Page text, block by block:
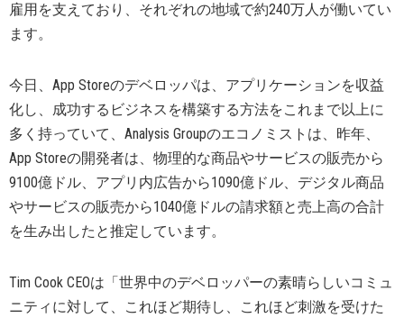
雇用を支えており、それぞれの地域で約240万人が働いてい
ます。
今日、App Storeのデベロッパは、アプリケーションを収益
化し、成功するビジネスを構築する方法をこれまで以上に
多く持っていて、Analysis Groupのエコノミストは、昨年、
App Storeの開発者は、物理的な商品やサービスの販売から
9100億ドル、アプリ内広告から1090億ドル、デジタル商品
やサービスの販売から1040億ドルの請求額と売上高の合計
を生み出したと推定しています。
Tim Cook CEOは「世界中のデベロッパーの素晴らしいコミュ
ニティに対して、これほど期待し、これほど刺激を受けた